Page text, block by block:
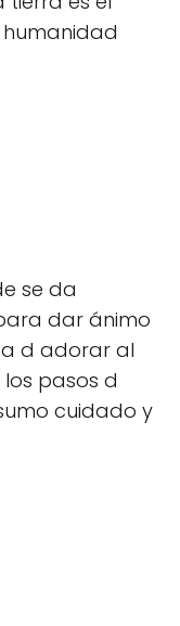
se da
dar ánimo
d adorar al
pasos d
cuidado y